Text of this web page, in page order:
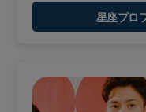
星座プロ